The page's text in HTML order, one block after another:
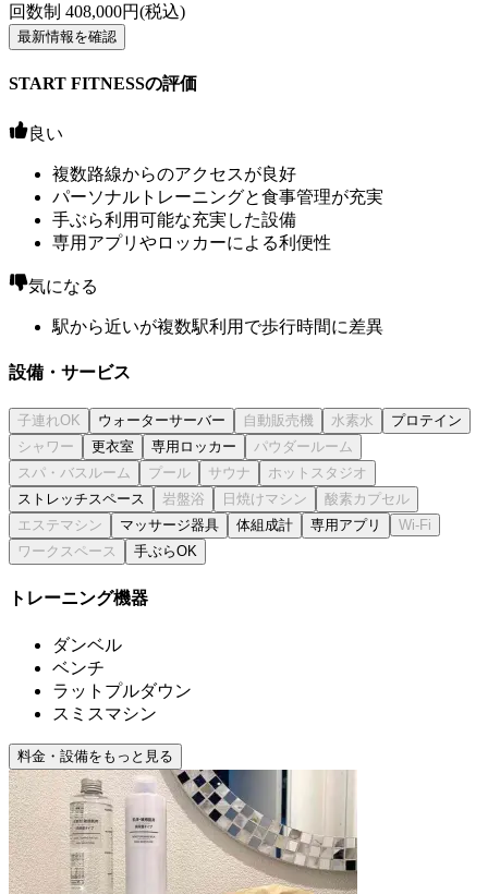
回数制 408,000円(税込)
最新情報を確認
START FITNESSの評価
良い
複数路線からのアクセスが良好
パーソナルトレーニングと食事管理が充実
手ぶら利用可能な充実した設備
専用アプリやロッカーによる利便性
気になる
駅から近いが複数駅利用で歩行時間に差異
設備・サービス
ウォーターサーバー
プロテイン
更衣室
専用ロッカー
ストレッチスペース
マッサージ器具
体組成計
専用アプリ
手ぶらOK
トレーニング機器
ダンベル
ベンチ
ラットプルダウン
スミスマシン
料金・設備をもっと見る